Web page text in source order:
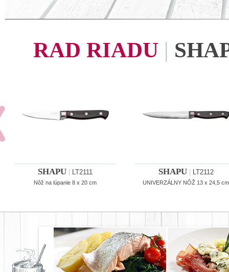
RAD RIADU |
SHAPU LT2111
Nôž na lúpanie 8 x 20 cm
SHAPU LT2112
UNIVERZÁLNY NÔŽ 13 x 24,5 cm